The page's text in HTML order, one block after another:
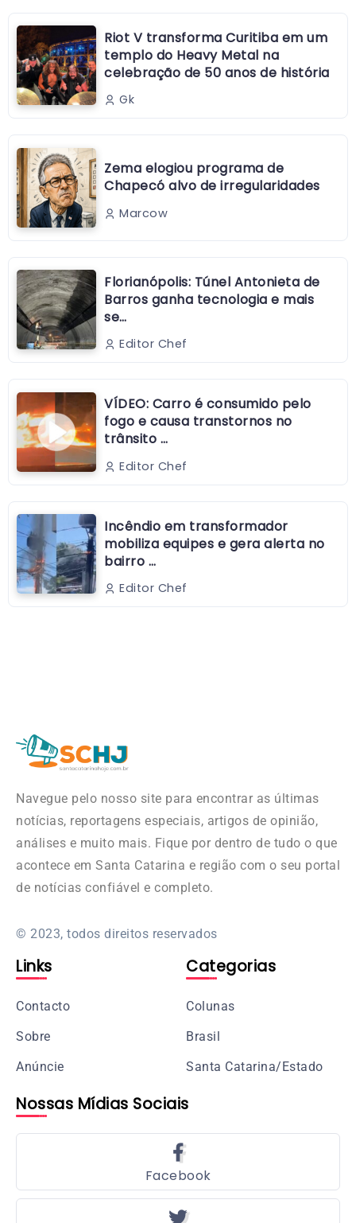
Riot V transforma Curitiba em um
templo do Heavy Metal na
celebração de 50 anos de história
Gk
Zema elogiou programa de
Chapecó alvo de irregularidades
Marcow
Florianópolis: Túnel Antonieta de
Barros ganha tecnologia e mais
se…
Editor Chef
VÍDEO: Carro é consumido pelo
fogo e causa transtornos no
trânsito …
Editor Chef
Incêndio em transformador
mobiliza equipes e gera alerta no
bairro …
Editor Chef
Navegue pelo nosso site para encontrar as últimas
notícias, reportagens especiais, artigos de opinião,
análises e muito mais. Fique por dentro de tudo o que
acontece em Santa Catarina e região com o seu portal
de notícias confiável e completo.
© 2023, todos direitos reservados
Links
Contacto
Sobre
Anúncie
Categorias
Colunas
Brasil
Santa Catarina/Estado
Nossas Mídias Sociais
Facebook